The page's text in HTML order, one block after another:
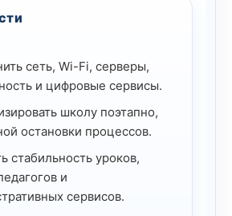
сеть, Wi-Fi, серверы,
и цифровые сервисы.
школу поэтапно,
остановки процессов.
стабильность уроков,
и
сервисов.